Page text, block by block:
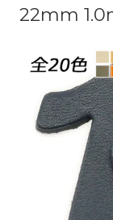
22mm